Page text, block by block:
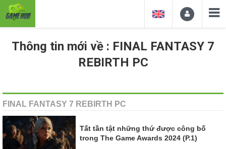
Thông tin mới về : FINAL FANTASY 7
REBIRTH PC
FINAL FANTASY 7 REBIRTH PC
Tất tần tật những thứ được công bố
trong The Game Awards 2024 (P.1)